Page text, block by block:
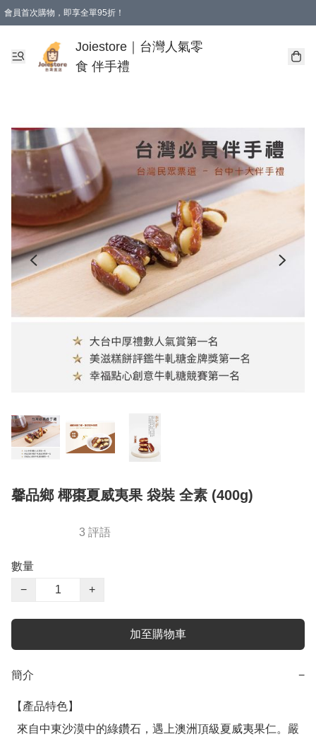
會員首次購物，即享全單95折！
購物滿 HKD 350.00即享免運費優惠！（適用於 本地送貨、本地取貨 )
Joiestore｜台灣人氣零
食 伴手禮
馨品鄉 椰棗夏威夷果 袋裝 全素 (400g)
3 評語
數量
−
+
加至購物車
簡介 −
【產品特色】